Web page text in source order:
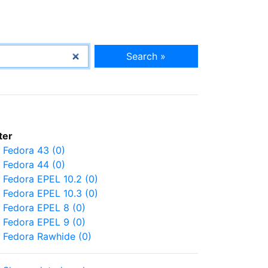
Search »
Fedora 43 (0)
Fedora 44 (0)
Fedora EPEL 10.2 (0)
Fedora EPEL 10.3 (0)
Fedora EPEL 8 (0)
Fedora EPEL 9 (0)
Fedora Rawhide (0)